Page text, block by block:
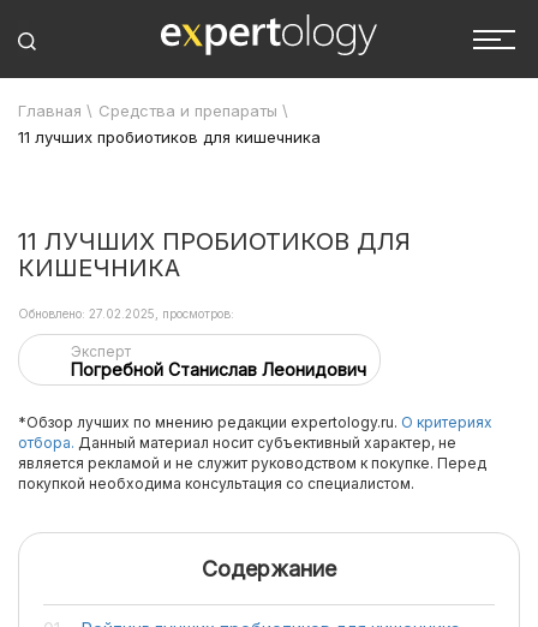
Главная \ Средства и препараты \
11 лучших пробиотиков для кишечника
11 ЛУЧШИХ ПРОБИОТИКОВ ДЛЯ
КИШЕЧНИКА
Эксперт
Погребной Станислав Леонидович
Обновлено: 27.02.2025, просмотров:
*Обзор лучших по мнению редакции expertology.ru. О критериях
отбора. Данный материал носит субъективный характер, не
является рекламой и не служит руководством к покупке. Перед
покупкой необходима консультация со специалистом.
Содержание